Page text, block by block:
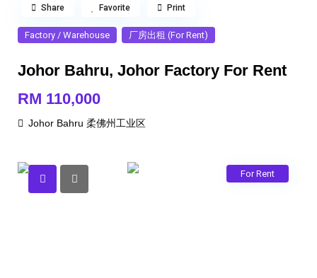
Factory / Warehouse 厂房出租 (For Rent)
Johor Bahru, Johor Factory For Rent
RM 110,000
Johor Bahru 柔佛州工业区
Share Favorite Print
For Rent